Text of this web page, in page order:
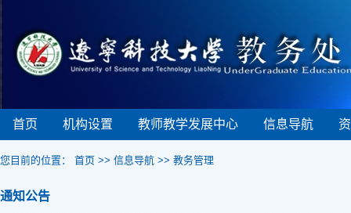
首页 机构设置 教师教学发展中心 信息导航
您目前的位置： 首页 >> 信息导航 >> 教务管理
通知公告